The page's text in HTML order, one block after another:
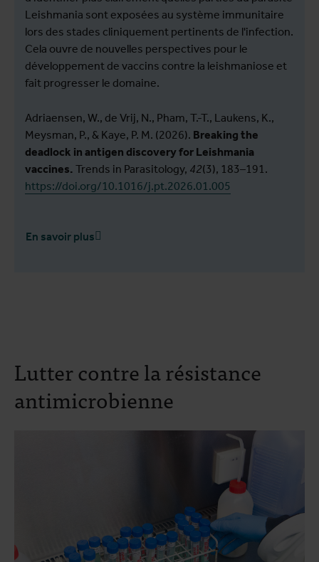
Leishmania sont exposées au système immunitaire
lors des stades cliniquement pertinents de l'infection.
Cela ouvre de nouvelles perspectives pour le
développement de vaccins contre la leishmaniose et
fait progresser le domaine.
Adriaensen, W., de Vrij, N., Pham, T.-T., Laukens, K.,
Meysman, P., & Kaye, P. M. (2026). Breaking the
deadlock in antigen discovery for Leishmania
vaccines. Trends in Parasitology, 42(3), 183–191.
https://doi.org/10.1016/j.pt.2026.01.005
En savoir plus
Lutter contre la résistance
antimicrobienne